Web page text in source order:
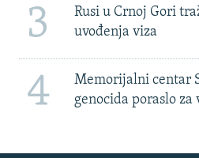
3
Rusi u Crnoj Gori
uvođenja viza
4
Memorijalni centar
genocida poraslo za